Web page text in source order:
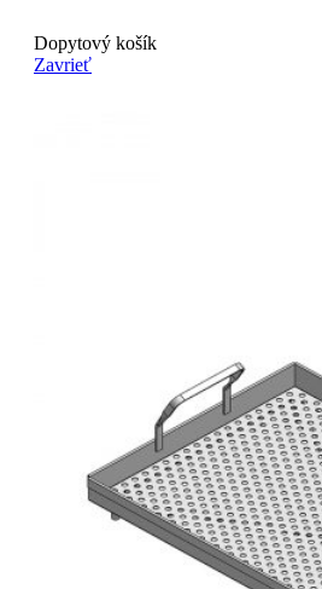
Dopytový košík
Zavrieť